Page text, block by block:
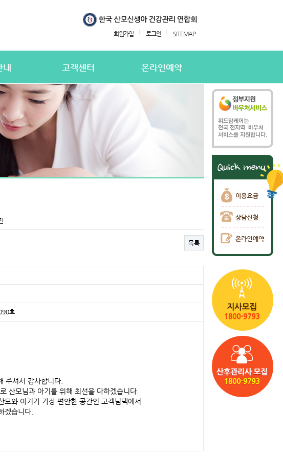
회원가입 로그인 SITEMAP
내 고객센터
공지사항
문의하기
이용후기
자주하는질문
상담신청
상담신청 확인
온라인예약
온라인예약
온라인 예약확인
목록
호
주셔서 감사합니다.
산모님과 아기를 위해 최선을 다하겠습니다.
모와 아기가 가장 편안한 공간인 고객님댁에서
겠습니다.